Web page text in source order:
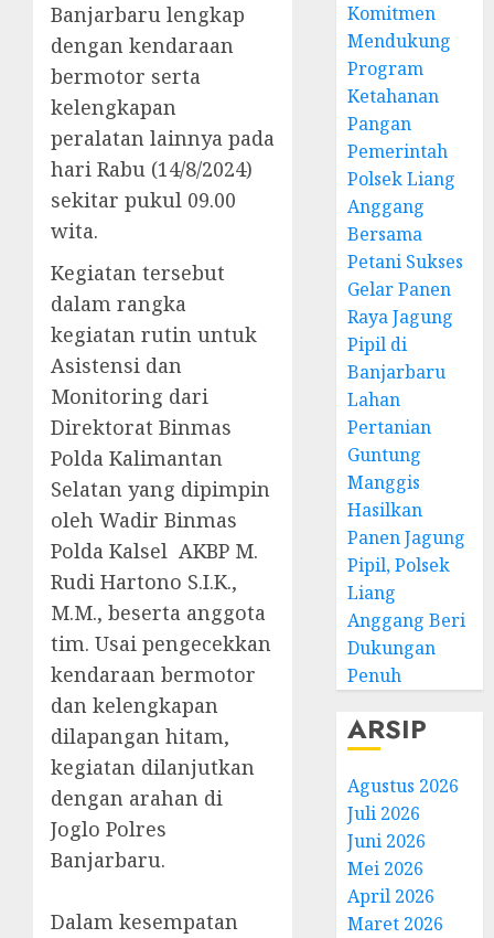
Banjarbaru lengkap
dengan kendaraan
bermotor serta
kelengkapan
peralatan lainnya pada
hari Rabu (14/8/2024)
sekitar pukul 09.00
wita.
Kegiatan tersebut
dalam rangka
kegiatan rutin untuk
Asistensi dan
Monitoring dari
Direktorat Binmas
Polda Kalimantan
Selatan yang dipimpin
oleh Wadir Binmas
Polda Kalsel AKBP M.
Rudi Hartono S.I.K.,
M.M., beserta anggota
tim. Usai pengecekkan
kendaraan bermotor
dan kelengkapan
dilapangan hitam,
kegiatan dilanjutkan
dengan arahan di
Joglo Polres
Banjarbaru.
Dalam kesempatan
Komitmen
Mendukung
Program
Ketahanan
Pangan
Pemerintah
Polsek Liang
Anggang
Bersama
Petani Sukses
Gelar Panen
Raya Jagung
Pipil di
Banjarbaru
Lahan
Pertanian
Guntung
Manggis
Hasilkan
Panen Jagung
Pipil, Polsek
Liang
Anggang Beri
Dukungan
Penuh
ARSIP
Agustus 2026
Juli 2026
Juni 2026
Mei 2026
April 2026
Maret 2026